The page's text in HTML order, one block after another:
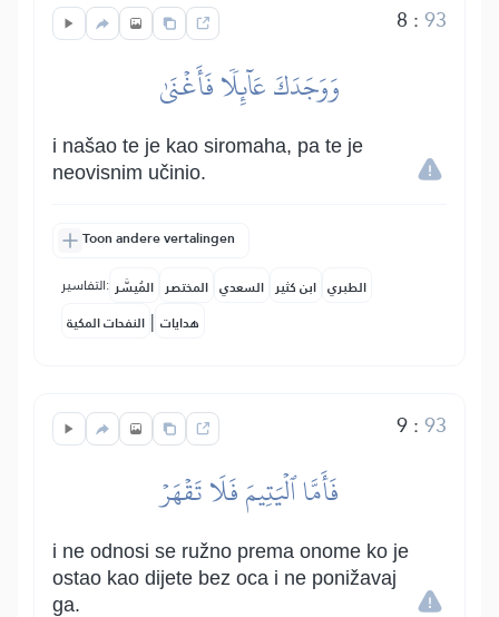
8 :93
وَوَجَدَكَ عَآئِلٗا فَأَغۡنَىٰ
i našao te je kao siromaha, pa te je
neovisnim učinio.
Toon andere vertalingen
التفاسير: المُيسَّر المختصر السعدي ابن كثير الطبري
النفحات المكية | هدايات
9:93
فَأَمَّا ٱلۡيَتِيمَ فَلَا تَقۡهَرۡ
i ne odnosi se ružno prema onome ko je
ostao kao dijete bez oca i ne ponižavaj
ga.